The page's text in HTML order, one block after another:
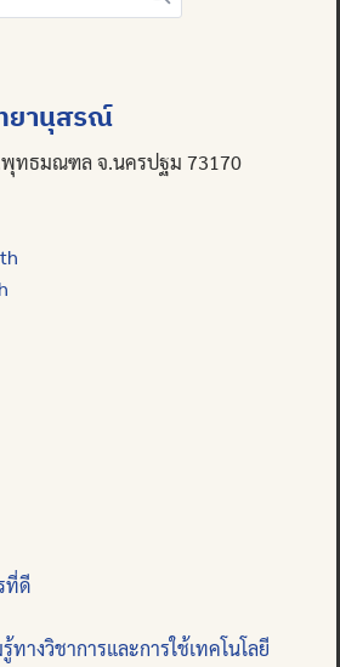
ยานุสรณ์
พุทธมณฑล จ.นครปฐม 73170
ที่ดี
ทางวิชาการและการใช้เทคโนโลยี